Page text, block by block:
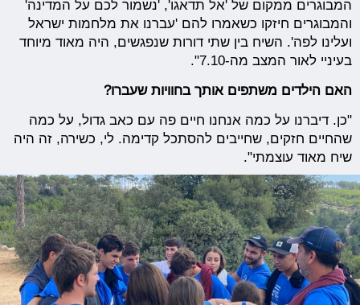
המבוגרים ממקום של 'אל תדאגו', 'נשמור לכם על המדינה'
והמבוגרים חיזקו כשאמרו להם 'עברנו את מלחמות ישראל
ועלינו לפה'. השיח בין שתי דורות שנפגשים, היה מאוד מיוחד
בעיניי לאור המצב מה-7.10".
האם הילדים משתפים אותך בחוויות שעברו?
"כן. דיברנו על כמה אנחנו חיים פה עם כאב גדול, על כמה
שהחיים חזקים, שחייבים להסתכל קדימה. לי, כשירה, זה היה
שיח מאוד עוצמתי".